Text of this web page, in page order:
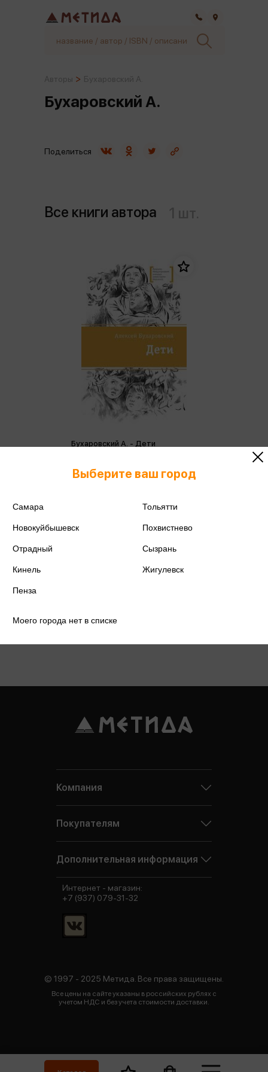
Бухаровский А.
Все книги автора
Поделиться
Бухаровский А. - Дети
849 ₽
Подробнее о дисконтной карте
Выберите ваш город
Самара Тольятти
Новокуйбышевск Похвистнево
Отрадный Сызрань
Кинель Жигулевск
Пенза
Моего города нет в списке
Компания
Покупателям
Дополнительная информация
© 1997 - 2025 Метида. Все права защищены.
Все цены на сайте указаны в российских рублях с
учетом НДС и без учета стоимости доставки.
Интернет - магазин:
+7 (937) 079-31-32